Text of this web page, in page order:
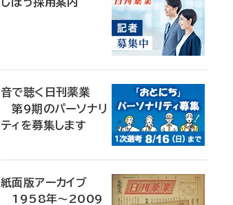
音で聴く日刊薬業
第9期のパーソナリ
ティを募集します
紙面版アーカイブ
1958年～2009